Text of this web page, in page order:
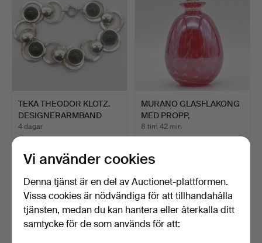
TEKA THEODOR KLOTZ.
DESIGNERARMBAND
STERLI…
4 dagar
54 USD
MURANO GLASFLAKONG
MED PROPP,
FLERSKIKTSST…
8 tim 42 min
Vi använder cookies
Denna tjänst är en del av Auctionet-plattformen.
Vissa cookies är nödvändiga för att tillhandahålla
tjänsten, medan du kan hantera eller återkalla ditt
samtycke för de som används för att: